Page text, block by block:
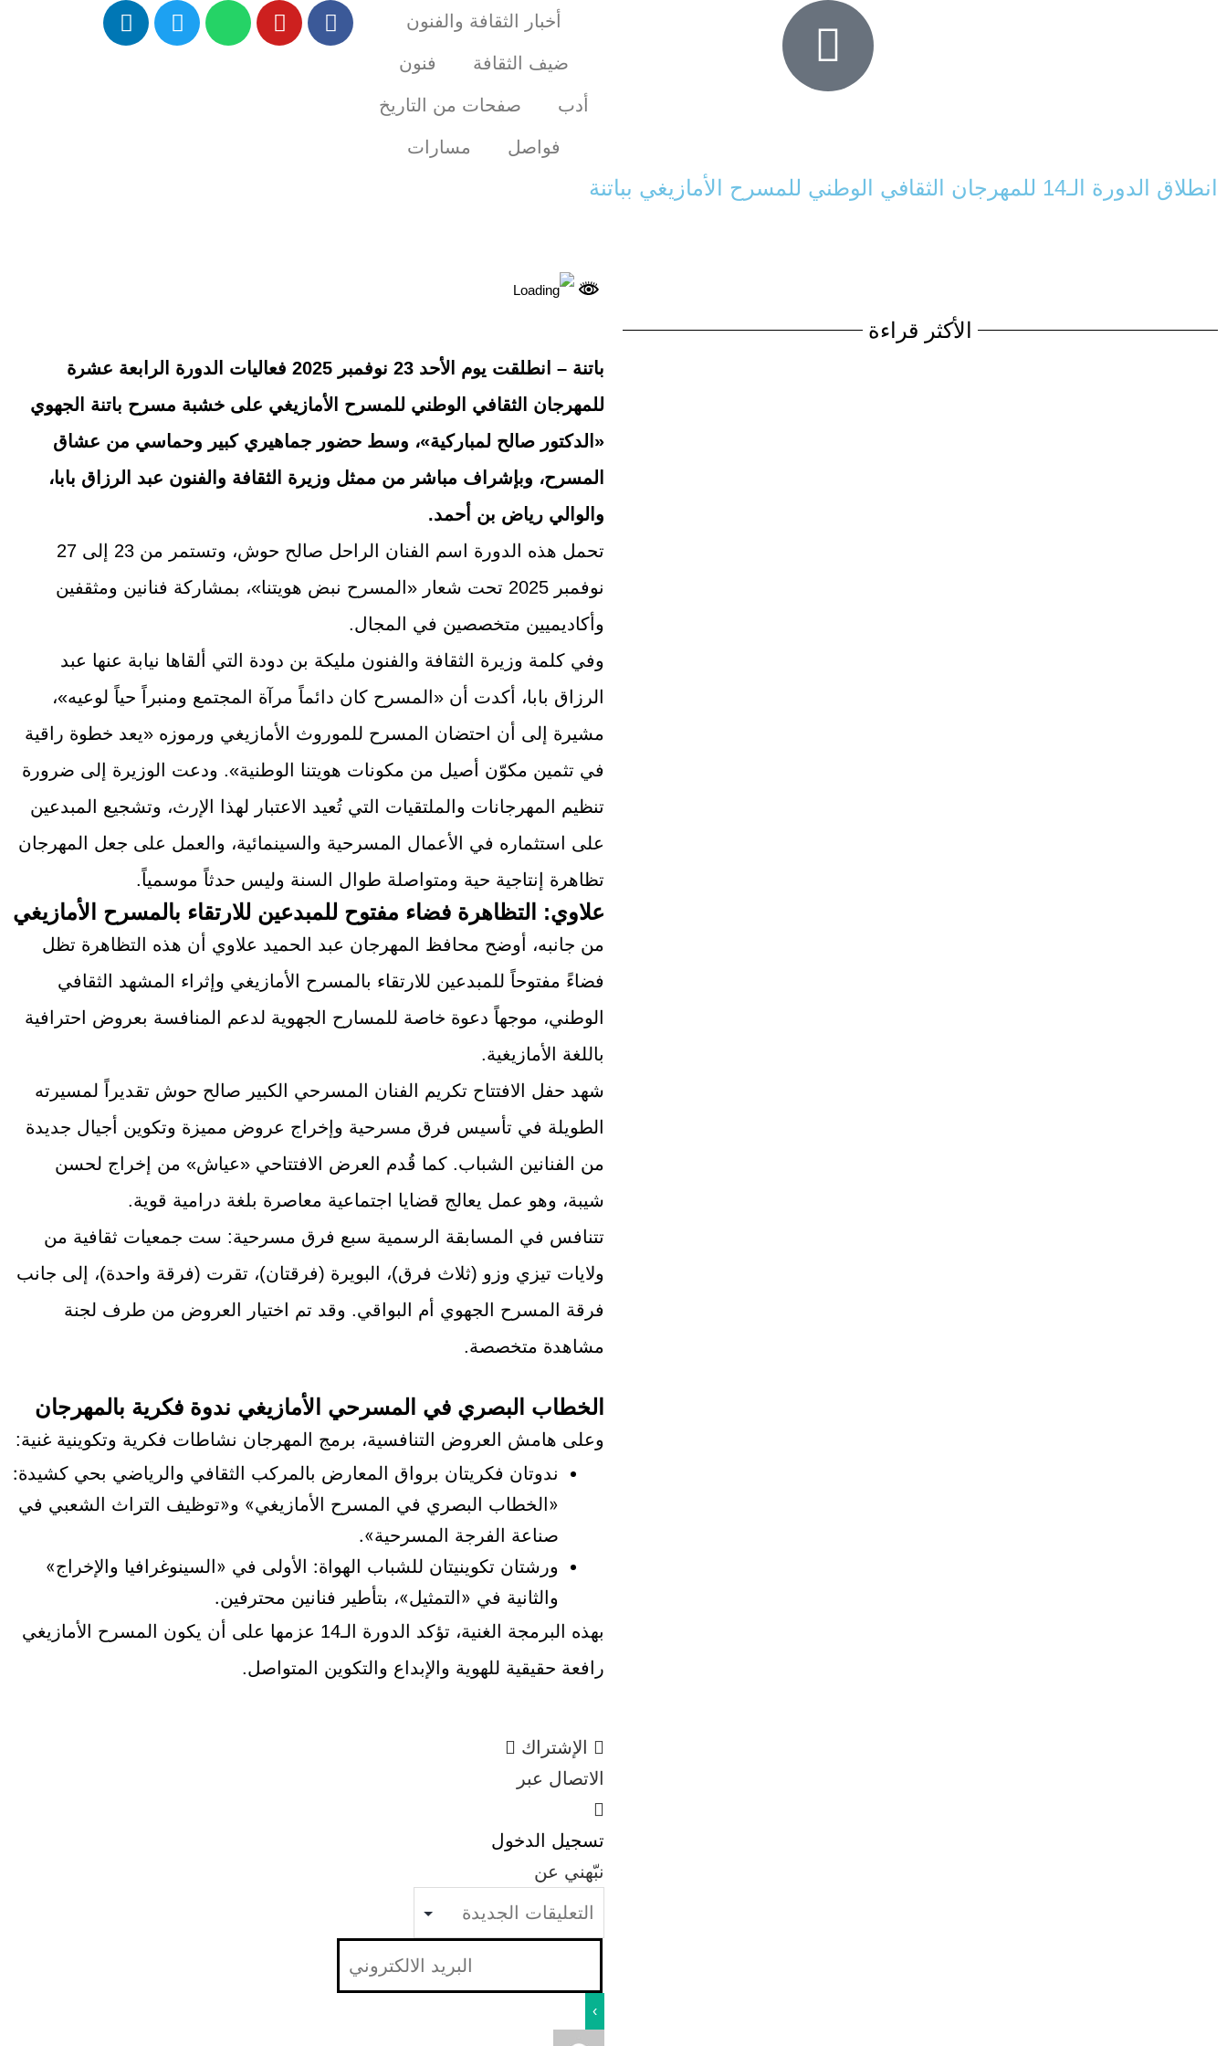
أخبار الثقافة والفنون
ضيف الثقافة
فنون
أدب
صفحات من التاريخ
فواصل
مسارات
انطلاق الدورة الـ14 للمهرجان الثقافي الوطني للمسرح الأمازيغي بباتنة
الأكثر قراءة
باتنة – انطلقت يوم الأحد 23 نوفمبر 2025 فعاليات الدورة الرابعة عشرة
للمهرجان الثقافي الوطني للمسرح الأمازيغي على خشبة مسرح باتنة الجهوي
«الدكتور صالح لمباركية»، وسط حضور جماهيري كبير وحماسي من عشاق
المسرح، وبإشراف مباشر من ممثل وزيرة الثقافة والفنون عبد الرزاق بابا،
والوالي رياض بن أحمد.
تحمل هذه الدورة اسم الفنان الراحل صالح حوش، وتستمر من 23 إلى 27
نوفمبر 2025 تحت شعار «المسرح نبض هويتنا»، بمشاركة فنانين ومثقفين
وأكاديميين متخصصين في المجال.
وفي كلمة وزيرة الثقافة والفنون مليكة بن دودة التي ألقاها نيابة عنها عبد
الرزاق بابا، أكدت أن «المسرح كان دائماً مرآة المجتمع ومنبراً حياً لوعيه»،
مشيرة إلى أن احتضان المسرح للموروث الأمازيغي ورموزه «يعد خطوة راقية
في تثمين مكوّن أصيل من مكونات هويتنا الوطنية». ودعت الوزيرة إلى ضرورة
تنظيم المهرجانات والملتقيات التي تُعيد الاعتبار لهذا الإرث، وتشجيع المبدعين
على استثماره في الأعمال المسرحية والسينمائية، والعمل على جعل المهرجان
تظاهرة إنتاجية حية ومتواصلة طوال السنة وليس حدثاً موسمياً.
علاوي: التظاهرة فضاء مفتوح للمبدعين للارتقاء بالمسرح الأمازيغي
من جانبه، أوضح محافظ المهرجان عبد الحميد علاوي أن هذه التظاهرة تظل
فضاءً مفتوحاً للمبدعين للارتقاء بالمسرح الأمازيغي وإثراء المشهد الثقافي
الوطني، موجهاً دعوة خاصة للمسارح الجهوية لدعم المنافسة بعروض احترافية
باللغة الأمازيغية.
شهد حفل الافتتاح تكريم الفنان المسرحي الكبير صالح حوش تقديراً لمسيرته
الطويلة في تأسيس فرق مسرحية وإخراج عروض مميزة وتكوين أجيال جديدة
من الفنانين الشباب. كما قُدم العرض الافتتاحي «عياش» من إخراج لحسن
شيبة، وهو عمل يعالج قضايا اجتماعية معاصرة بلغة درامية قوية.
تتنافس في المسابقة الرسمية سبع فرق مسرحية: ست جمعيات ثقافية من
ولايات تيزي وزو (ثلاث فرق)، البويرة (فرقتان)، تقرت (فرقة واحدة)، إلى جانب
فرقة المسرح الجهوي أم البواقي. وقد تم اختيار العروض من طرف لجنة
مشاهدة متخصصة.
الخطاب البصري في المسرحي الأمازيغي ندوة فكرية بالمهرجان
وعلى هامش العروض التنافسية، برمج المهرجان نشاطات فكرية وتكوينية غنية:
ندوتان فكريتان برواق المعارض بالمركب الثقافي والرياضي بحي كشيدة:
«الخطاب البصري في المسرح الأمازيغي» و«توظيف التراث الشعبي في
صناعة الفرجة المسرحية».
ورشتان تكوينيتان للشباب الهواة: الأولى في «السينوغرافيا والإخراج»
والثانية في «التمثيل»، بتأطير فنانين محترفين.
بهذه البرمجة الغنية، تؤكد الدورة الـ14 عزمها على أن يكون المسرح الأمازيغي
رافعة حقيقية للهوية والإبداع والتكوين المتواصل.
الإشتراك
الاتصال عبر
تسجيل الدخول
نبّهني عن